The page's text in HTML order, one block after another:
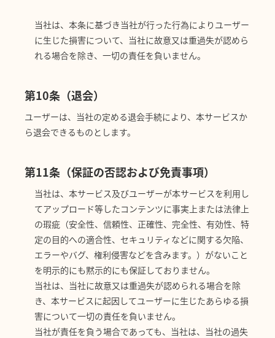
当社は、本条に基づき当社が行った行為によりユーザー
に生じた損害について、当社に故意又は重過失が認めら
れる場合を除き、一切の責任を負いません。
第10条（退会）
ユーザーは、当社の定める退会手続により、本サービスか
ら退会できるものとします。
第11条（保証の否認および免責事項）
当社は、本サービス及びユーザーが本サービスを利用し
てアップロード等したコンテンツに事実上または法律上
の瑕疵（安全性、信頼性、正確性、完全性、有効性、特
定の目的への適合性、セキュリティなどに関する欠陥、
エラーやバグ、権利侵害などを含みます。）がないこと
を明示的にも黙示的にも保証しておりません。
当社は、当社に故意又は重過失が認められる場合を除
き、本サービスに起因してユーザーに生じたあらゆる損
害について一切の責任を負いません。
当社が責任を負う場合であっても、当社は、当社の過失